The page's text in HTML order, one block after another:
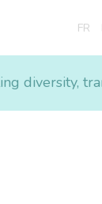
FR
diversity,